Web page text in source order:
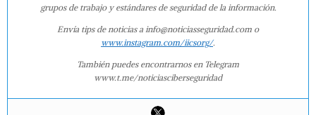
grupos de trabajo y estándares de seguridad de la información.
Envía tips de noticias a info@noticiasseguridad.com o
www.instagram.com/iicsorg/.
También puedes encontrarnos en Telegram
www.t.me/noticiasciberseguridad